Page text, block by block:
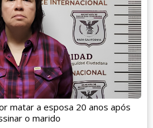
matar a esposa 20 anos após
o marido